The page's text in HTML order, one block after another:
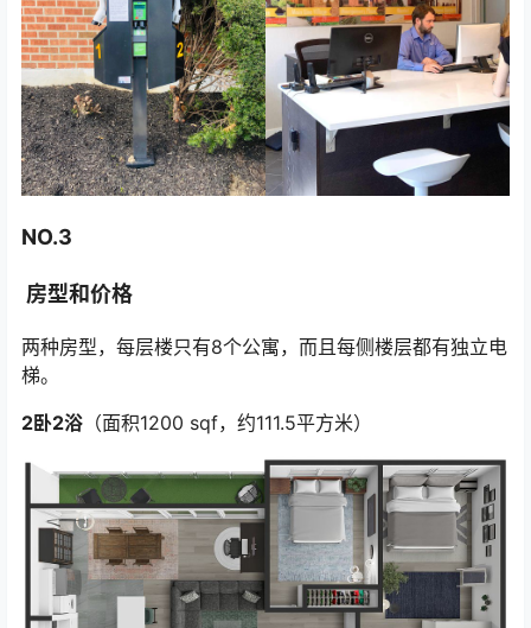
NO.3
房型和价格
两种房型，每层楼只有8个公寓，而且每侧楼层都有独立电
梯。
2卧2浴 （面积1200 sqf，约111.5平方米）